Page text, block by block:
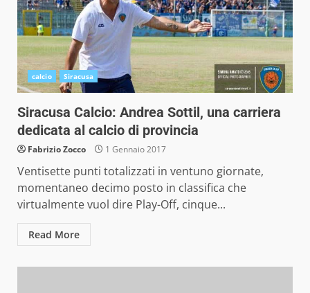
calcio Siracusa
Siracusa Calcio: Andrea Sottil, una carriera
dedicata al calcio di provincia
Fabrizio Zocco 1 Gennaio 2017
Ventisette punti totalizzati in ventuno giornate,
momentaneo decimo posto in classifica che
virtualmente vuol dire Play-Off, cinque...
Read More